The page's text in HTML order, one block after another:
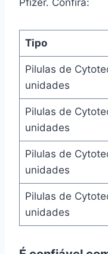
Pfizer. Confira:
Tipo
Pilulas de
unidades
Pilulas de
unidades
Pilulas de
unidades
Pilulas de
unidades